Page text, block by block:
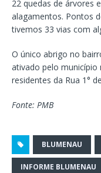
22 quedas de árvores
alagamentos. Pontos
tivemos 33 vias com
O único abrigo no
ativado pelo
residentes da Rua 1°
Fonte: PMB
BLUMENAU
INFORME BLUMENAU